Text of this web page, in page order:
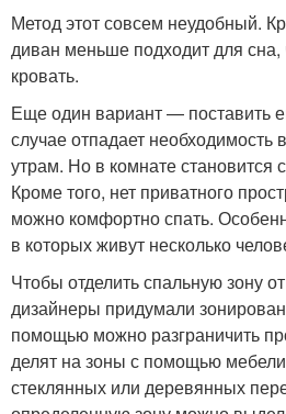
Метод этот совсем неудобный.
диван меньше подходит для
кровать.
Еще один вариант — поставить
случае отпадает необходимость
утрам. Но в комнате становится
Кроме того, нет приватного
можно комфортно спать.
в которых живут несколько
Чтобы отделить спальную зону
дизайнеры придумали
помощью можно разграничить
делят на зоны с помощью
стеклянных или деревянных